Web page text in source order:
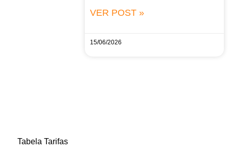
VER POST »
15/06/2026
Tabela Tarifas